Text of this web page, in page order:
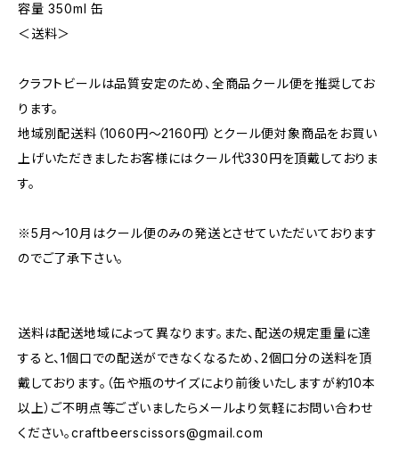
容量 350ml 缶
＜送料＞
クラフトビールは品質安定のため、全商品クール便を推奨してお
ります。
地域別配送料（1060円～2160円）とクール便対象商品をお買い
上げいただきましたお客様にはクール代330円を頂戴しておりま
す。
※5月～10月はクール便のみの発送とさせていただいております
のでご了承下さい。
送料は配送地域によって異なります。また、配送の規定重量に達
すると、1個口での配送ができなくなるため、2個口分の送料を頂
戴しております。（缶や瓶のサイズにより前後いたしますが約10本
以上）ご不明点等ございましたらメールより気軽にお問い合わせ
ください。craftbeerscissors@gmail.com